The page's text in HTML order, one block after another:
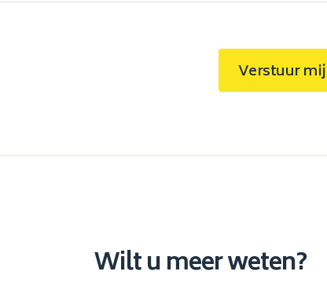
Verstuur
Wilt u meer weten?